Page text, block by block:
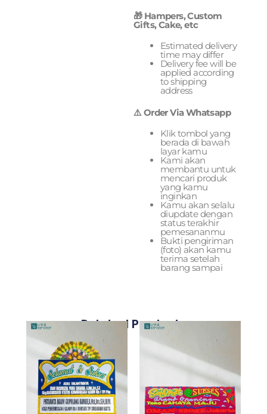
🎁 Hampers, Custom
Gifts, Cake, etc
Estimated delivery
time may differ
Delivery fee will be
applied according
to shipping
address
⚠️ Order Via Whatsapp
Klik tombol yang
berada di bawah
layar kamu
Kami akan
membantu untuk
mencari produk
yang kamu
inginkan
Kamu akan selalu
diupdate dengan
status terakhir
pemesananmu
Bukti pengiriman
(foto) akan kamu
terima setelah
barang sampai
Related Products